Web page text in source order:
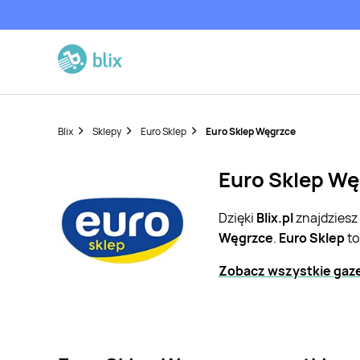
Blix Sklepy Euro Sklep Euro Sklep Węgrzce
Euro Sklep
Dzięki Blix.pl
Węgrzce. Euro Sklep
Zobacz wszystkie